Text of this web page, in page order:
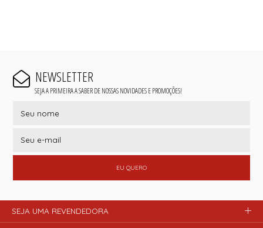
NEWSLETTER
SEJA A PRIMEIRA A SABER DE NOSSAS NOVIDADES E PROMOÇÕES!
EU QUERO
SEJA UMA REVENDEDORA